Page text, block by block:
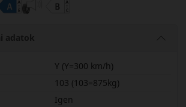
adatok
Y (Y=300 km/h)
103 (103=875kg)
Igen